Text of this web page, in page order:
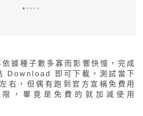
據種子數多寡而影響快慢，完成
Download 即可下載，測試當下
右，但偶有跑到官方宣稱免費用
，畢竟是免費的就加減使用